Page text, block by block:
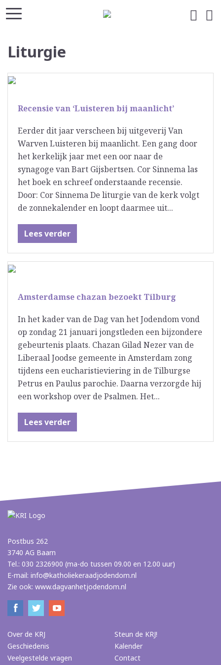
Liturgie
Recensie van ‘Luisteren bij maanlicht’
Eerder dit jaar verscheen bij uitgeverij Van
Warven Luisteren bij maanlicht. Een gang door
het kerkelijk jaar met een oor naar de
synagoge van Bart Gijsbertsen. Cor Sinnema las
het boek en schreef onderstaande recensie.
Door: Cor Sinnema De liturgie van de kerk volgt
de zonnekalender en loopt daarmee uit...
Lees verder
Amsterdamse chazan bezoekt Tilburg
In het kader van de Dag van het Jodendom vond
op zondag 21 januari jongstleden een bijzondere
gebeurtenis plaats. Chazan Gilad Nezer van de
Liberaal Joodse gemeente in Amsterdam zong
tijdens een eucharistieviering in de Tilburgse
Petrus en Paulus parochie. Daarna verzorgde hij
een workshop over de Psalmen. Het...
Lees verder
Postbus 262
3740 AG Baarn
Tel.: 030 2326900 (ma-do tussen 09.00 en 12.00 uur)
E-mail: info@katholiekeraadjodendom.nl
Zie ook: www.dagvanhetjodendom.nl
Over de KRJ
Geschiedenis
Veelgestelde vragen
Steun de KRJ!
Kalender
Contact